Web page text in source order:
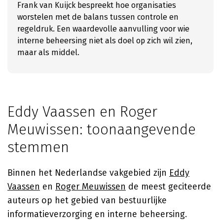
Frank van Kuijck bespreekt hoe organisaties
worstelen met de balans tussen controle en
regeldruk. Een waardevolle aanvulling voor wie
interne beheersing niet als doel op zich wil zien,
maar als middel.
Eddy Vaassen en Roger
Meuwissen: toonaangevende
stemmen
Binnen het Nederlandse vakgebied zijn Eddy
Vaassen en Roger Meuwissen de meest geciteerde
auteurs op het gebied van bestuurlijke
informatieverzorging en interne beheersing.